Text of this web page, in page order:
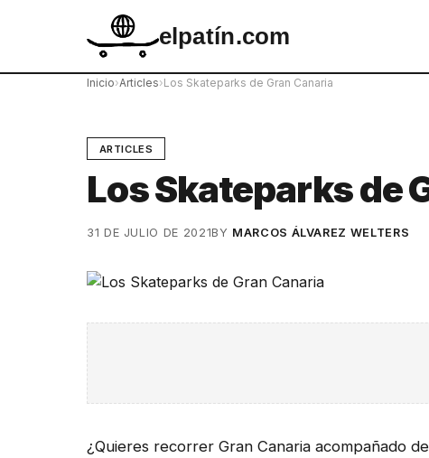
elpatín.com
Inicio›Articles›Los Skateparks de Gran Canaria
ARTICLES
Los Skateparks de
31 DE JULIO DE 2021BY MARCOS ÁLVAREZ WELTERS
¿Quieres recorrer Gran Canaria acompañado